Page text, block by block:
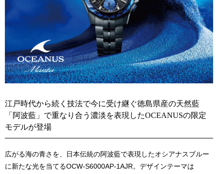
江戸時代から続く技法で今に受け継ぐ徳島県産の天然藍
「阿波藍」で重なり合う濃淡を表現したOCEANUSの限定
モデルが登場
広がる海の青さを、日本伝統の阿波藍で表現したオシアナスブルー
に新たな光を当てるOCW-S6000AP-1AJR。デザインテーマは